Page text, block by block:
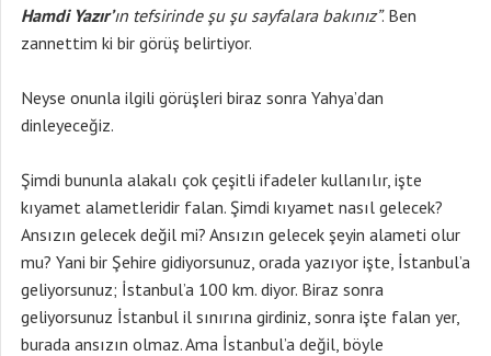
Hamdi Yazır’ın tefsirinde şu şu sayfalara bakınız”. Ben
zannettim ki bir görüş belirtiyor.
Neyse onunla ilgili görüşleri biraz sonra Yahya’dan
dinleyeceğiz.
Şimdi bununla alakalı çok çeşitli ifadeler kullanılır, işte
kıyamet alametleridir falan. Şimdi kıyamet nasıl gelecek?
Ansızın gelecek değil mi? Ansızın gelecek şeyin alameti olur
mu? Yani bir Şehire gidiyorsunuz, orada yazıyor işte, İstanbul’a
geliyorsunuz; İstanbul’a 100 km. diyor. Biraz sonra
geliyorsunuz İstanbul il sınırına girdiniz, sonra işte falan yer,
burada ansızın olmaz. Ama İstanbul’a değil, böyle